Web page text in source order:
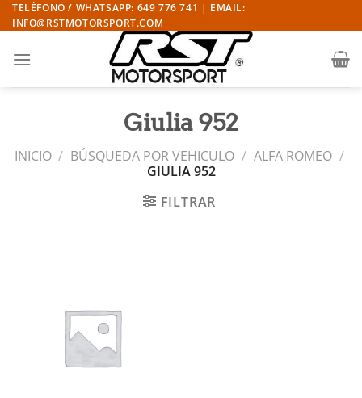
Saltar
al
TELÉFONO / WHATSAPP: 649 776 741 | EMAIL:
INFO@RSTMOTORSPORT.COM
Giulia 952
INICIO / BÚSQUEDA POR VEHICULO / ALFA ROMEO /
GIULIA 952
FILTRAR